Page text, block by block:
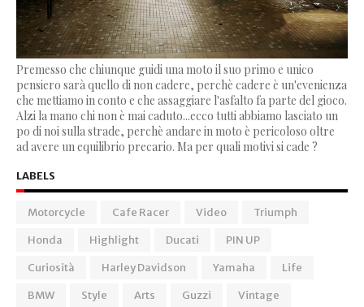
Premesso che chiunque guidi una moto il suo primo e unico
pensiero sarà quello di non cadere, perchè cadere è un'evenienza
che mettiamo in conto e che assaggiare l'asfalto fa parte del gioco.
Alzi la mano chi non è mai caduto...ecco tutti abbiamo lasciato un
po di noi sulla strade, perchè andare in moto è pericoloso oltre
ad avere un equilibrio precario. Ma per quali motivi si cade ?
LABELS
Motorcycle Cafe Racer Video
Triumph
Honda
Highlight Ducati
PIN UP
Curiosità
Harley Davidson Yamaha
Life
BMW
Style Arts Guzzi
Vintage